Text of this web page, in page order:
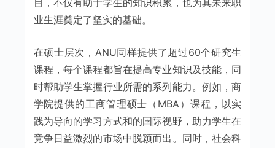
业生涯奠定了坚实的基础。
在硕士层次，ANU同样提供了超过60个研究生
课程，每个课程都旨在提高专业知识及技能，同
时帮助学生掌握行业所需的系列能力。例如，商
学院提供的工商管理硕士（MBA）课程，以实
践为导向的学习方式和的国际视野，助力学生在
竞争日益激烈的市场中脱颖而出。同时，社会科